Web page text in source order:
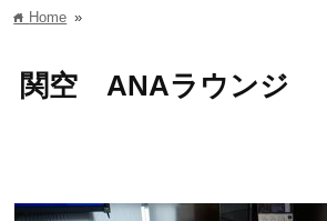
home Home »
関空 ANAラウンジ